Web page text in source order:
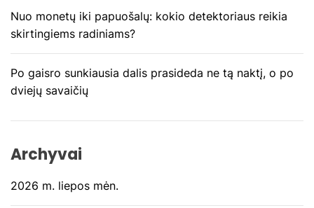
į
r
a
Nuo monetų iki papuošalų: kokio detektoriaus reikia
skirtingiems radiniams?
Po gaisro sunkiausia dalis prasideda ne tą naktį, o po
dviejų savaičių
Archyvai
2026 m. liepos mėn.